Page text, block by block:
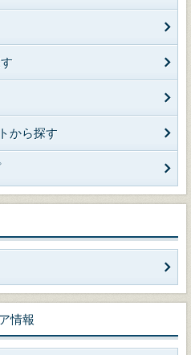
から探す
情報